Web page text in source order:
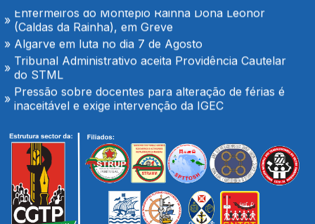
Enfermeiros do Montepio Rainha Dona Leonor
(Caldas da Rainha), em Greve
Algarve em luta no dia 7 de Agosto
Tribunal Administrativo aceita Providência Cautelar
do STML
Pressão sobre docentes para alteração de férias é
inaceitável e exige intervenção da IGEC
Secretário-geral da CGTP-IN com os trabalhadores
da Casco Pet
Portaria de extensão do Contrato Colectivo de
Trabalho Vertical no sector de mercadorias
FENPROF considera inaceitável o modelo de
pagamento imposto aos professores classificadores